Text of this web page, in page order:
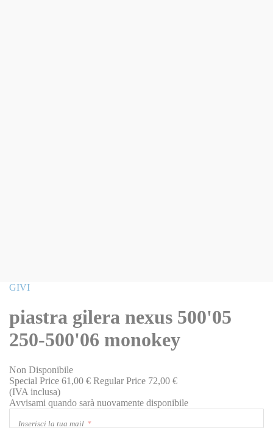
Vai
della
galleria
di
immagini
GIVI
piastra gilera nexus 500'05
250-500'06 monokey
Non Disponibile
Special Price 61,00 € Regular Price 72,00 €
(IVA inclusa)
Avvisami quando sarà nuovamente disponibile
Inserisci la tua mail